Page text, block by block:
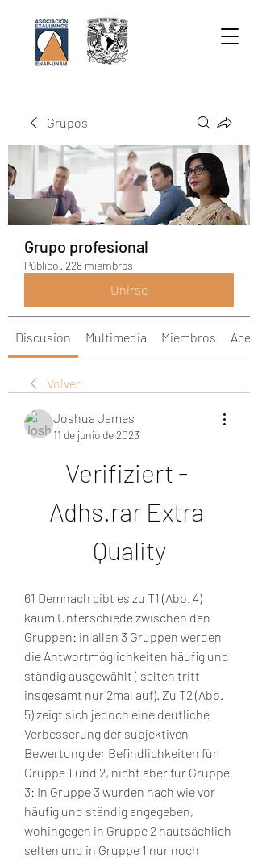
Grupos
Grupo profesional
Público · 228 miembros
Unirse
Discusión Multimedia Miembros
Volver
Joshua James
11 de junio de 2023
Verifiziert -
Adhs.rar Extra
Quality
61 Demnach gibt es zu T1 (Abb. 4)
kaum Unterschiede zwischen den
Gruppen: in allen 3 Gruppen werden
die Antwortmöglichkeiten häufig und
ständig ausgewählt ( selten tritt
insgesamt nur 2mal auf). Zu T2 (Abb.
5) zeigt sich jedoch eine deutliche
Verbesserung der subjektiven
Bewertung der Befindlichkeiten für
Gruppe 1 und 2, nicht aber für Gruppe
3: In Gruppe 3 wurden nach wie vor
häufig und ständig angegeben,
wohingegen in Gruppe 2 hautsächlich
selten und in Gruppe 1 nur noch